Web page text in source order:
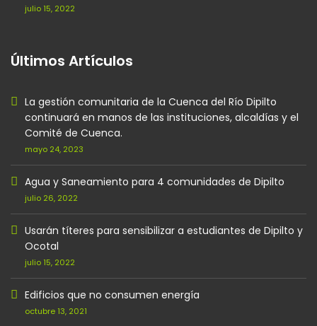
julio 15, 2022
Últimos Artículos
La gestión comunitaria de la Cuenca del Río Dipilto
continuará en manos de las instituciones, alcaldías y el
Comité de Cuenca.
mayo 24, 2023
Agua y Saneamiento para 4 comunidades de Dipilto
julio 26, 2022
Usarán títeres para sensibilizar a estudiantes de Dipilto y
Ocotal
julio 15, 2022
Edificios que no consumen energía
octubre 13, 2021